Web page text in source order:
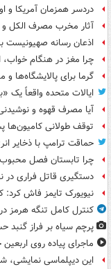
دردسر همزمان آمریکا و
آثار مخرب مصرف الکل و
اذعان رسانه صهیونیست
چرا مغز در هنگام خواب،
گرما برای پالایشگاه‌ها و
ایالات متحده واقعاً یک
آیا مصرف قهوه و
توقف طولانی
حماقت ترامپ با ذخایر
چرا تابستان فصل
دستگیری قاتل فراری در
نیویورک تایمز فاش کرد:
کنترل کامل تنگه هرمز
پرچم سیاه بر فراز
ماجرای پیاده روی
این دیپلماسی